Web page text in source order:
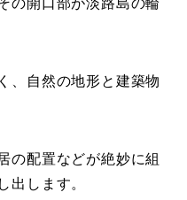
、自然の地形と建築物
の配置などが絶妙に組
出します。